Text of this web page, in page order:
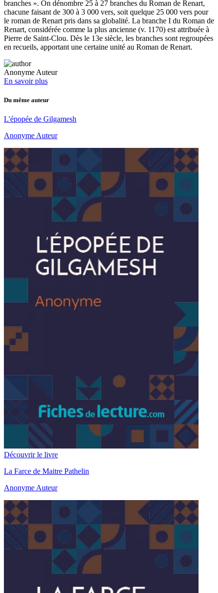
branches ». On dénombre 25 à 27 branches du Roman de Renart,
chacune faisant de 300 à 3 000 vers, soit quelque 25 000 vers pour
le roman de Renart pris dans sa globalité. La branche I du Roman de
Renart, considérée comme la plus ancienne (v. 1170) est attribuée à
Pierre de Saint-Clou. Dès le 13e siècle, les branches sont regroupées
en recueils, apportant une certaine unité au Roman de Renart.
Anonyme Auteur
En savoir plus
Du même auteur
L'épopée de Gilgamesh
Anonyme Auteur
Découvrir le livre
La Farce de Maitre Pathelin
Anonyme Auteur